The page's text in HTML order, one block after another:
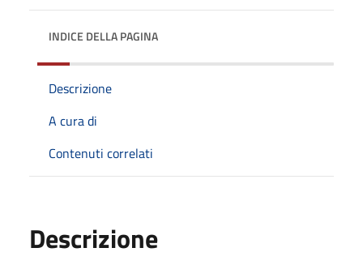
INDICE DELLA PAGINA
Descrizione
A cura di
Contenuti correlati
Descrizione